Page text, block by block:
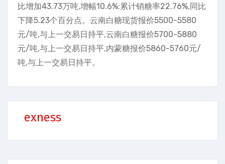
比增加43.73万吨,增幅10.6%;累计销糖率22.76%,同比
下降5.23个百分点。云南白糖现货报价5500-5580
元/吨,与上一交易日持平,云南白糖报价5700-5880
元/吨,与上一交易日持平,内蒙糖报价5860-5760元/
吨,与上一交易日持平。
exness